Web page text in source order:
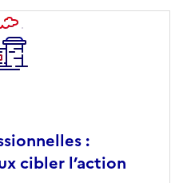
:
cibler l’action